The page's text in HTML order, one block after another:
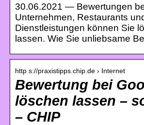
30.06.2021 — Bewertungen
Unternehmen, Restaurants
Dienstleistungen können Sie
lassen. Wie Sie unliebsame
http s://praxistipps.chip.de › Internet
Bewertung bei
löschen lassen –
– CHIP